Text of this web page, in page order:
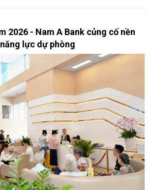
2026 - Nam A Bank củng cố nền
lực dự phòng